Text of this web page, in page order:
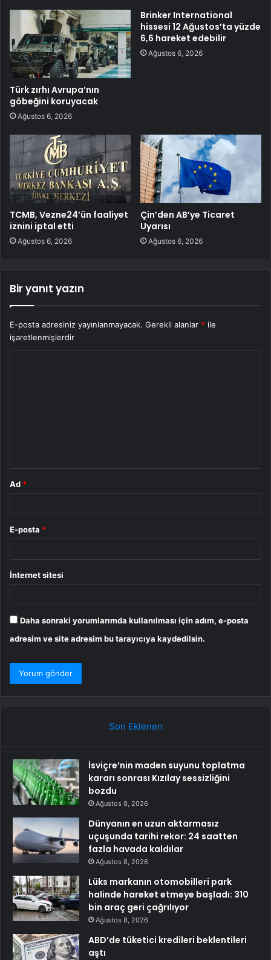
Türk zırhı Avrupa’nın
göbeğini koruyacak
Ağustos 6, 2026
Brinker International
hissesi 12 Ağustos’ta yüzde
6,6 hareket edebilir
Ağustos 6, 2026
TCMB, Vezne24’ün faaliyet
iznini iptal etti
Ağustos 6, 2026
Çin’den AB’ye Ticaret
Uyarısı
Ağustos 6, 2026
Bir yanıt yazın
E-posta adresiniz yayınlanmayacak. Gerekli alanlar * ile
işaretlenmişlerdir
Ad *
E-posta *
İnternet sitesi
Daha sonraki yorumlarımda kullanılması için adım, e-posta
adresim ve site adresim bu tarayıcıya kaydedilsin.
Son Eklenen
İsviçre’nin maden suyunu toplatma
kararı sonrası Kızılay sessizliğini
bozdu
Ağustos 8, 2026
Dünyanın en uzun aktarmasız
uçuşunda tarihi rekor: 24 saatten
fazla havada kaldılar
Ağustos 8, 2026
Lüks markanın otomobilleri park
halinde hareket etmeye başladı: 310
bin araç geri çağrılıyor
Ağustos 8, 2026
ABD’de tüketici kredileri beklentileri
aştı